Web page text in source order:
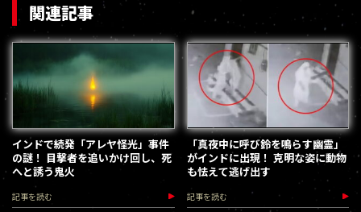
関連記事
インドで続発「アレヤ怪光」事件
の謎！ 目撃者を追いかけ回し、死
へと誘う鬼火
記事を読む
「真夜中に呼び鈴を鳴らす幽霊」
がインドに出現！ 克明な姿に動物
も怯えて逃げ出す
記事を読む